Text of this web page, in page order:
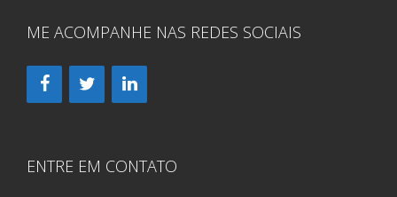
ME ACOMPANHE NAS REDES SOCIAIS
ENTRE EM CONTATO